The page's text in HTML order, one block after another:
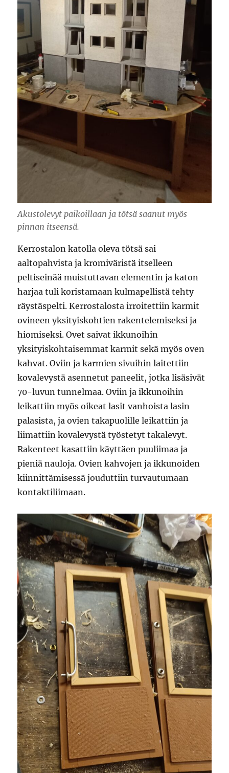
Akustolevyt paikoillaan ja tötsä saanut myös
pinnan itseensä.
Kerrostalon katolla oleva tötsä sai
aaltopahvista ja kromiväristä itselleen
peltiseinää muistuttavan elementin ja katon
harjaa tuli koristamaan kulmapellistä tehty
räystäspelti. Kerrostalosta irroitettiin karmit
ovineen yksityiskohtien rakentelemiseksi ja
hiomiseksi. Ovet saivat ikkunoihin
yksityiskohtaisemmat karmit sekä myös oven
kahvat. Oviin ja karmien sivuihin laitettiin
kovalevystä asennetut paneelit, jotka lisäsivät
70-luvun tunnelmaa. Oviin ja ikkunoihin
leikattiin myös oikeat lasit vanhoista lasin
palasista, ja ovien takapuolille leikattiin ja
liimattiin kovalevystä työstetyt takalevyt.
Rakenteet kasattiin käyttäen puuliimaa ja
pieniä nauloja. Ovien kahvojen ja ikkunoiden
kiinnittämisessä jouduttiin turvautumaan
kontaktiliimaan.